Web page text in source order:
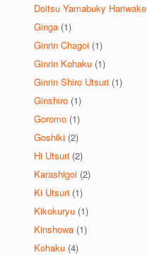
Doitsu Yamabuky Hariwake
Ginga (1)
Ginrin Chagoi (1)
Ginrin Kohaku (1)
Ginrin Shiro Utsuri (1)
Ginshiro (1)
Goromo (1)
Goshiki (2)
Hi Utsuri (2)
Karashigoi (2)
Ki Utsuri (1)
Kikokuryu (1)
Kinshowa (1)
Kohaku (4)